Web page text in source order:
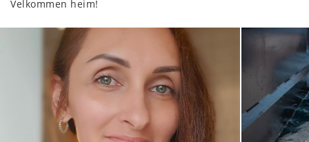
Velkommen heim!